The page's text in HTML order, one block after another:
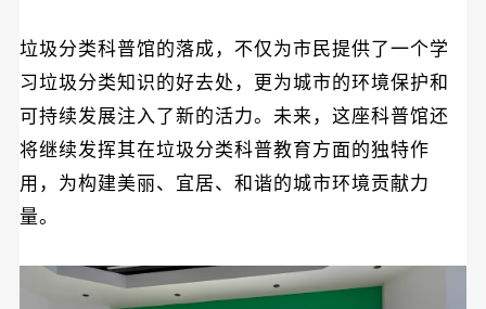
垃圾分类科普馆的落成，不仅为市民提供了一个学
习垃圾分类知识的好去处，更为城市的环境保护和
可持续发展注入了新的活力。未来，这座科普馆还
将继续发挥其在垃圾分类科普教育方面的独特作
用，为构建美丽、宜居、和谐的城市环境贡献力
量。